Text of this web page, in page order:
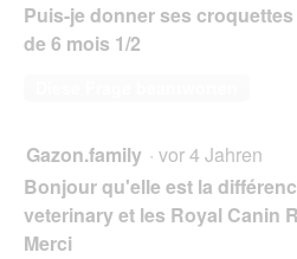
Puis-je donner ses
de 6 mois 1/2
Gazon.family · vor 4 Jahren
Bonjour qu'elle est la
veterinary et les Royal Canin
Merci